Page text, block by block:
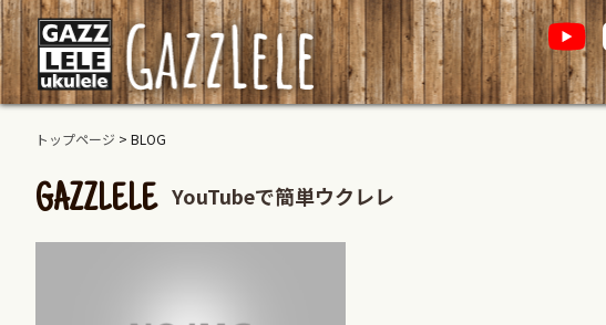
トップページ > BLOG
GAZZLELE YouTubeで簡単ウクレレ